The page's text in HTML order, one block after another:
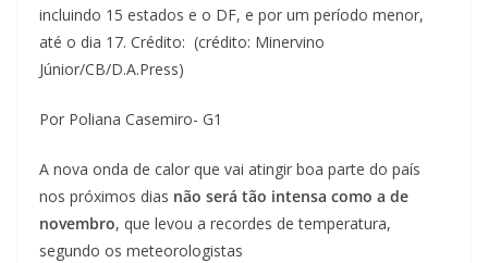
incluindo 15 estados e o DF, e por um período menor,
até o dia 17. Crédito: (crédito: Minervino
Júnior/CB/D.A.Press)
Por Poliana Casemiro- G1
A nova onda de calor que vai atingir boa parte do país
nos próximos dias não será tão intensa como a de
novembro, que levou a recordes de temperatura,
segundo os meteorologistas